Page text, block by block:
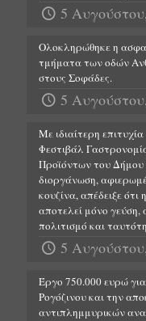
5
Ολοκληρώθηκε η
τμήματα των οδών
στους Σοφάδες.
5
Με ιδιαίτερη
Φεστιβάλ
Προϊόντων του
διοργάνωση,
κουζίνα, απέδειξε
αποτελεί μόνο
πολιτισμό και
5
Έργο 750.000 ευρώ
Ρογόζινου και την
αντιπλημμυρικών